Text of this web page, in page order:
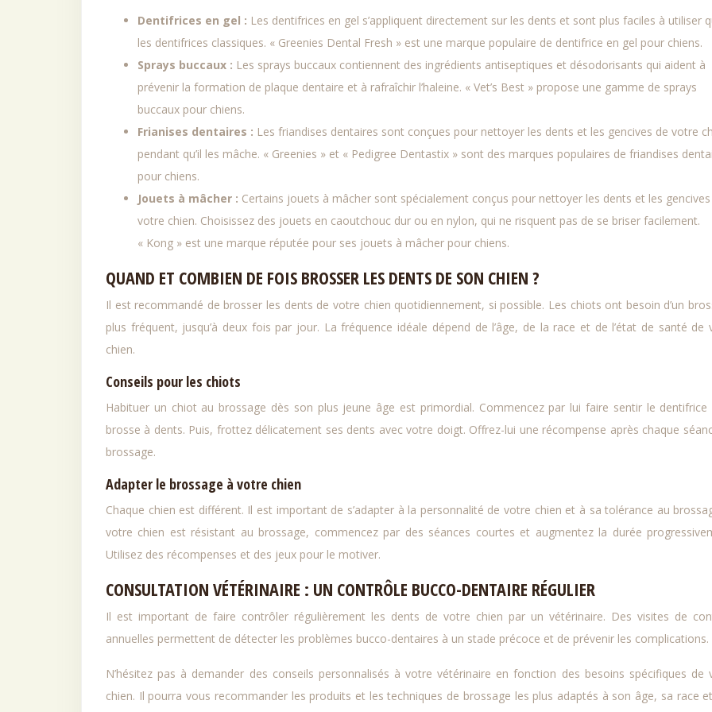
Dentifrices en gel : Les dentifrices en gel s’appliquent directement sur les dents et sont plus faciles à utiliser
les dentifrices classiques. « Greenies Dental Fresh » est une marque populaire de dentifrice en gel pour chiens.
Sprays buccaux : Les sprays buccaux contiennent des ingrédients antiseptiques et désodorisants qui aident à
prévenir la formation de plaque dentaire et à rafraîchir l’haleine. « Vet’s Best » propose une gamme de sprays
buccaux pour chiens.
Frianises dentaires : Les friandises dentaires sont conçues pour nettoyer les dents et les gencives de votre
pendant qu’il les mâche. « Greenies » et « Pedigree Dentastix » sont des marques populaires de friandises
pour chiens.
Jouets à mâcher : Certains jouets à mâcher sont spécialement conçus pour nettoyer les dents et les
votre chien. Choisissez des jouets en caoutchouc dur ou en nylon, qui ne risquent pas de se briser facilement.
« Kong » est une marque réputée pour ses jouets à mâcher pour chiens.
QUAND ET COMBIEN DE FOIS BROSSER LES DENTS DE SON CHIEN ?
Il est recommandé de brosser les dents de votre chien quotidiennement, si possible. Les chiots ont besoin d’un
plus fréquent, jusqu’à deux fois par jour. La fréquence idéale dépend de l’âge, de la race et de l’état de santé de
chien.
Conseils pour les chiots
Habituer un chiot au brossage dès son plus jeune âge est primordial. Commencez par lui faire sentir le dentifrice
brosse à dents. Puis, frottez délicatement ses dents avec votre doigt. Offrez-lui une récompense après chaque
brossage.
Adapter le brossage à votre chien
Chaque chien est différent. Il est important de s’adapter à la personnalité de votre chien et à sa tolérance au
votre chien est résistant au brossage, commencez par des séances courtes et augmentez la durée
Utilisez des récompenses et des jeux pour le motiver.
CONSULTATION VÉTÉRINAIRE : UN CONTRÔLE BUCCO-DENTAIRE RÉGULIER
Il est important de faire contrôler régulièrement les dents de votre chien par un vétérinaire. Des visites de
annuelles permettent de détecter les problèmes bucco-dentaires à un stade précoce et de prévenir les complications.
N’hésitez pas à demander des conseils personnalisés à votre vétérinaire en fonction des besoins spécifiques de
chien. Il pourra vous recommander les produits et les techniques de brossage les plus adaptés à son âge, sa race